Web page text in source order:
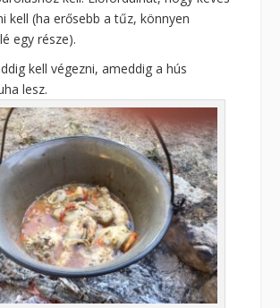
kell (ha erősebb a tűz, könnyen
egy része).
kell végezni, ameddig a hús
lesz.